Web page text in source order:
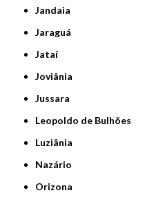
Jandaia
Jaraguá
Jataí
Joviânia
Jussara
Leopoldo de Bulhões
Luziânia
Nazário
Orizona